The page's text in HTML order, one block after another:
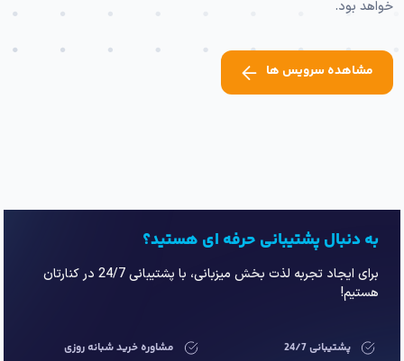
خواهد بود.
مشاهده سرویس ها
به دنبال پشتیبانی حرفه ای هستید؟
برای ایجاد تجربه لذت بخش میزبانی، با پشتیبانی 24/7 در کنارتان
هستیم!
پشتیبانی 24/7
مشاوره خرید شبانه روزی